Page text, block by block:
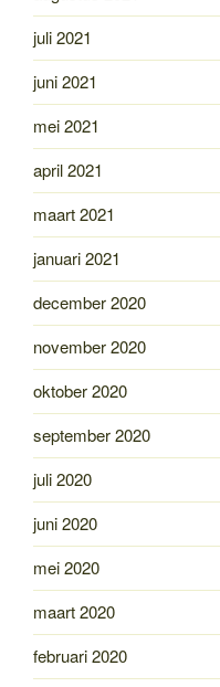
juli 2021
juni 2021
mei 2021
april 2021
maart 2021
januari 2021
december 2020
november 2020
oktober 2020
september 2020
juli 2020
juni 2020
mei 2020
maart 2020
februari 2020